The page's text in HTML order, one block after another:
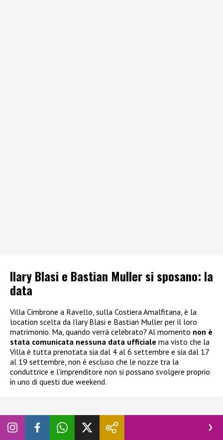
Ilary Blasi e Bastian Muller si sposano: la
data
Villa Cimbrone a Ravello, sulla Costiera Amalfitana, è la
location scelta da Ilary Blasi e Bastian Muller per il loro
matrimonio. Ma, quando verrà celebrato? Al momento non è
stata comunicata nessuna data ufficiale ma visto che la
Villa è tutta prenotata sia dal 4 al 6 settembre e sia dal 17
al 19 settembre, non è escluso che le nozze tra la
conduttrice e l’imprenditore non si possano svolgere proprio
in uno di questi due weekend.